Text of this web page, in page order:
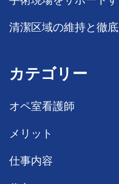
清潔区域の維持と徹
カテゴリー
オペ室看護師
メリット
仕事内容